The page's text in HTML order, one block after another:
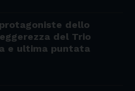
dello
del Trio
e ultima puntata